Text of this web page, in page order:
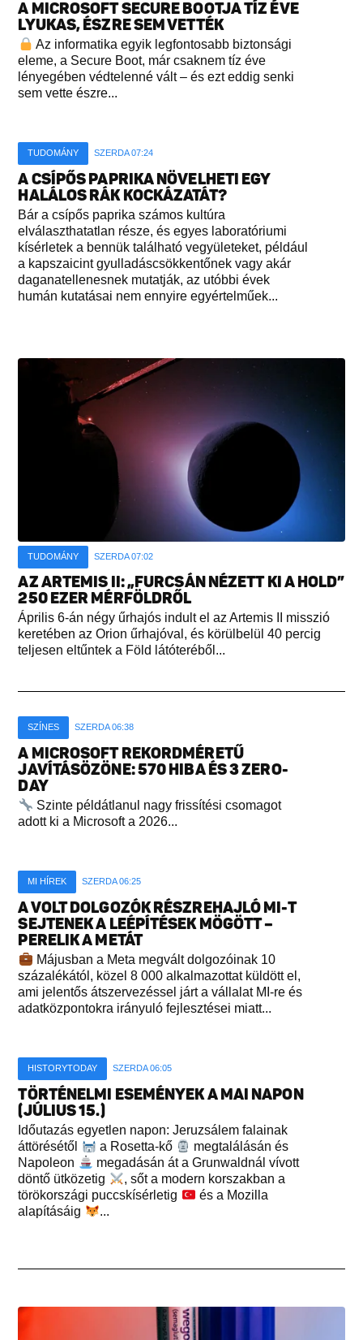
A MICROSOFT SECURE BOOTJA TÍZ ÉVE
LYUKAS, ÉSZRE SEM VETTÉK
Az informatika egyik legfontosabb biztonsági
eleme, a Secure Boot, már csaknem tíz éve
lényegében védtelenné vált – és ezt eddig senki
sem vette észre...
TUDOMÁNY SZERDA 07:24
A CSÍPŐS PAPRIKA NÖVELHETI EGY
HALÁLOS RÁK KOCKÁZATÁT?
Bár a csípős paprika számos kultúra
elválaszthatatlan része, és egyes laboratóriumi
kísérletek a bennük található vegyületeket, például
a kapszaicint gyulladáscsökkentőnek vagy akár
daganatellenesnek mutatják, az utóbbi évek
humán kutatásai nem ennyire egyértelműek...
TUDOMÁNY SZERDA 07:02
AZ ARTEMIS II: „FURCSÁN NÉZETT KI A HOLD”
250 EZER MÉRFÖLDRŐL
Április 6-án négy űrhajós indult el az Artemis II misszió
keretében az Orion űrhajóval, és körülbelül 40 percig
teljesen eltűntek a Föld látóteréből...
SZÍNES SZERDA 06:38
A MICROSOFT REKORDMÉRETŰ
JAVÍTÁSÖZÖNE: 570 HIBA ÉS 3 ZERO-
DAY
Szinte példátlanul nagy frissítési csomagot
adott ki a Microsoft a 2026...
MI HÍREK SZERDA 06:25
A VOLT DOLGOZÓK RÉSZREHAJLÓ MI-T
SEJTENEK A LEÉPÍTÉSEK MÖGÖTT –
PERELIK A METÁT
Májusban a Meta megvált dolgozóinak 10
százalékától, közel 8 000 alkalmazottat küldött el,
ami jelentős átszervezéssel járt a vállalat MI-re és
adatközpontokra irányuló fejlesztései miatt...
HISTORYTODAY SZERDA 06:05
TÖRTÉNELMI ESEMÉNYEK A MAI NAPON
(JÚLIUS 15.)
Időutazás egyetlen napon: Jeruzsálem falainak
áttörésétől
a Rosetta-kő
megtalálásán és
Napoleon
megadásán át a Grunwaldnál vívott
döntő ütközetig
, sőt a modern korszakban a
törökországi puccskísérletig
és a Mozilla
alapításáig
...